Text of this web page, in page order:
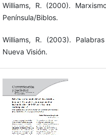
Williams, R. (2000).
Península/Biblos.
Williams, R. (2003).
Nueva Visión.